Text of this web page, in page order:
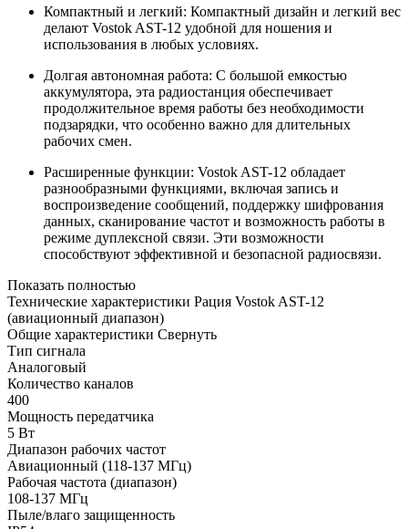
Компактный и легкий: Компактный дизайн и легкий вес
делают Vostok AST-12 удобной для ношения и
использования в любых условиях.
Долгая автономная работа: С большой емкостью
аккумулятора, эта радиостанция обеспечивает
продолжительное время работы без необходимости
подзарядки, что особенно важно для длительных
рабочих смен.
Расширенные функции: Vostok AST-12 обладает
разнообразными функциями, включая запись и
воспроизведение сообщений, поддержку шифрования
данных, сканирование частот и возможность работы в
режиме дуплексной связи. Эти возможности
способствуют эффективной и безопасной радиосвязи.
Показать полностью
Технические характеристики Рация Vostok AST-12
(авиационный диапазон)
Общие характеристики Свернуть
Тип сигнала
Аналоговый
Количество каналов
400
Мощность передатчика
5 Вт
Диапазон рабочих частот
Авиационный (118-137 МГц)
Рабочая частота (диапазон)
108-137 МГц
Пыле/влаго защищенность